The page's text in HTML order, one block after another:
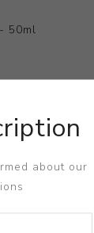
50ml
about our